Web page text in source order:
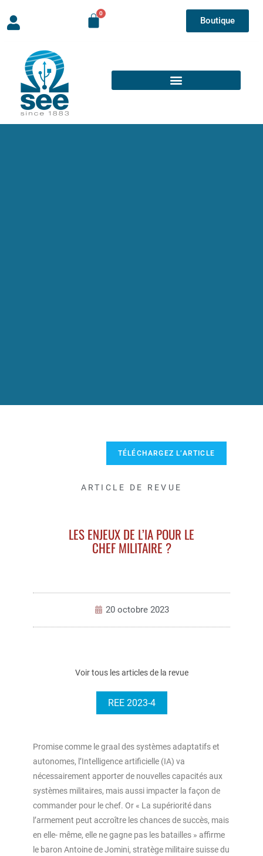
Boutique
TÉLÉCHARGEZ L’ARTICLE
ARTICLE DE REVUE
LES ENJEUX DE L’IA POUR LE
CHEF MILITAIRE ?
20 octobre 2023
Voir tous les articles de la revue
REE 2023-4
Promise comme le graal des systèmes adaptatifs et
autonomes, l’Intelligence artificielle (IA) va
nécessairement apporter de nouvelles capacités aux
systèmes militaires, mais aussi impacter la façon de
commander pour le chef. Or « La supériorité dans
l’armement peut accroître les chances de succès, mais
en elle- même, elle ne gagne pas les batailles » affirme
le baron Antoine de Jomini, stratège militaire suisse du